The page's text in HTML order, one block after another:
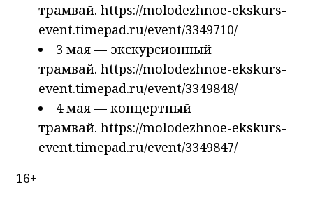
трамвай. https://molodezhnoe-ekskurs-
event.timepad.ru/event/3349710/
3 мая — экскурсионный
трамвай. https://molodezhnoe-ekskurs-
event.timepad.ru/event/3349848/
4 мая — концертный
трамвай. https://molodezhnoe-ekskurs-
event.timepad.ru/event/3349847/
16+